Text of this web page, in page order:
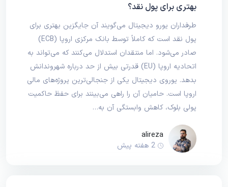
بهتری برای پول نقد؟
طرفداران یورو دیجیتال می‌گویند آن جایگزین بهتری برای
پول نقد است که کاملاً توسط بانک مرکزی اروپا (ECB)
صادر می‌شود. اما منتقدان استدلال می‌کنند که می‌تواند به
اتحادیه اروپا (EU) قدرتی بیش از حد درباره شهروندانش
بدهد. یوروی دیجیتال یکی از جنجالی‌ترین پروژه‌های مالی
اروپا است. حامیان آن را راهی می‌بینند برای حفظ حاکمیت
پولی بلوک، کاهش وابستگی آن به…
alireza
2 هفته پیش